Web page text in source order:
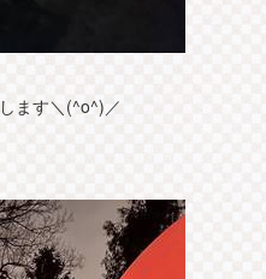
ます＼(^o^)／